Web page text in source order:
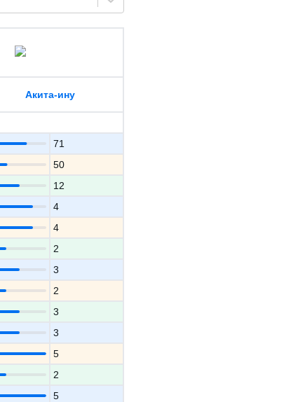
Акита-ину
71
50
12
4
4
2
3
2
3
3
5
2
5